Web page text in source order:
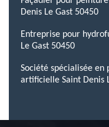
Denis Le Gast 50450
Entreprise pour
Le Gast 50450
Société spécialisée
artificielle Saint Denis